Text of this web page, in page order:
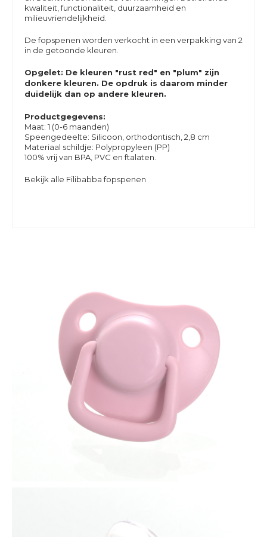
kwaliteit, functionaliteit, duurzaamheid en
milieuvriendelijkheid.
De fopspenen worden verkocht in een verpakking van 2
in de getoonde kleuren.
Opgelet: De kleuren "rust red" en "plum" zijn
donkere kleuren. De opdruk is daarom minder
duidelijk dan op andere kleuren.
Productgegevens:
Maat: 1 (0-6 maanden)
Speengedeelte: Silicoon, orthodontisch, 2,8 cm
Materiaal schildje: Polypropyleen (PP)
100% vrij van BPA, PVC en ftalaten.
Bekijk alle Filibabba fopspenen